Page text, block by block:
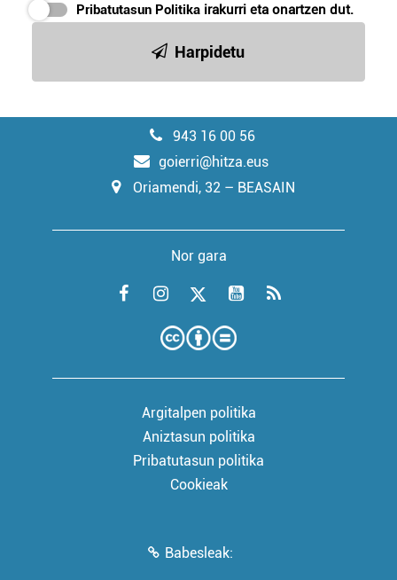
Pribatutasun Politika irakurri eta onartzen dut.
Harpidetu
943 16 00 56
goierri@hitza.eus
Oriamendi, 32 – BEASAIN
Nor gara
Argitalpen politika
Aniztasun politika
Pribatutasun politika
Cookieak
Babesleak: